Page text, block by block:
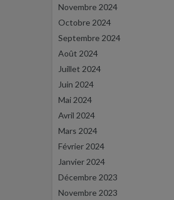
Novembre 2024
Octobre 2024
Septembre 2024
Août 2024
Juillet 2024
Juin 2024
Mai 2024
Avril 2024
Mars 2024
Février 2024
Janvier 2024
Décembre 2023
Novembre 2023